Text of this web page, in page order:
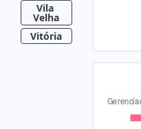
Vila
Velha
Vitória